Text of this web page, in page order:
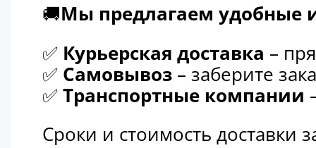
🚚Мы предлагаем удобные
✅ Курьерская доставка –
✅ Самовывоз – заберите
✅ Транспортные компании
Сроки и стоимость доставки